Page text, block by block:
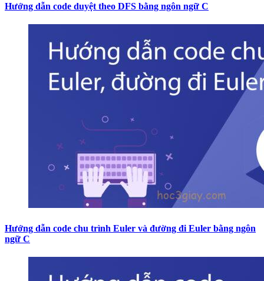
Hướng dẫn code duyệt theo DFS bằng ngôn ngữ C
Hướng dẫn code chu trình Euler và đường đi Euler bằng ngôn
ngữ C